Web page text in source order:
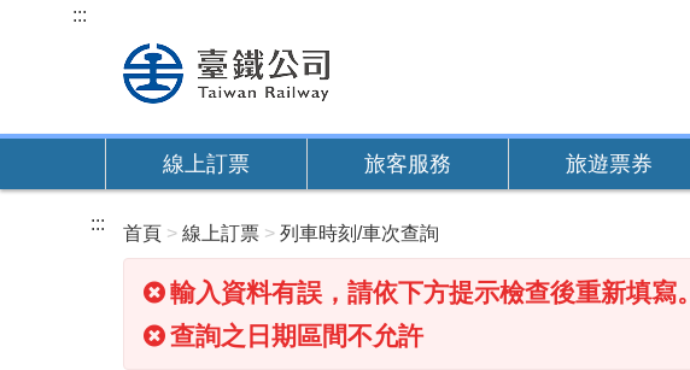
內
:::
線上訂票 旅客服務 旅遊票券
::: 首頁 線上訂票 列車時刻/車次查詢
輸入資料有誤，請依下方提示檢查後重新填寫。
查詢之日期區間不允許